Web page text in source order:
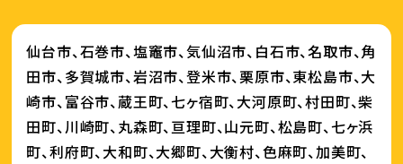
仙台市、石巻市、塩竈市、気仙沼市、白石市、名取市、角
田市、多賀城市、岩沼市、登米市、栗原市、東松島市、大
崎市、富谷市、蔵王町、七ヶ宿町、大河原町、村田町、柴
田町、川崎町、丸森町、亘理町、山元町、松島町、七ヶ浜
町、利府町、大和町、大郷町、大衡村、色麻町、加美町、